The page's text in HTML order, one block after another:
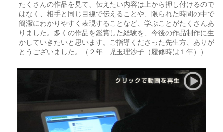
たくさんの作品を見て、伝えたい内容は上から押し付けるので
はなく、相手と同じ目線で伝えることや、限られた時間の中で
簡潔にわかりやすく表現することなど、学ぶことがたくさんあ
りました。多くの作品を鑑賞した経験を、今後の作品制作に生
かしていきたいと思います。ご指導くださった先生方、ありが
とうございました。（２年 児玉理沙子（履修時は１年））